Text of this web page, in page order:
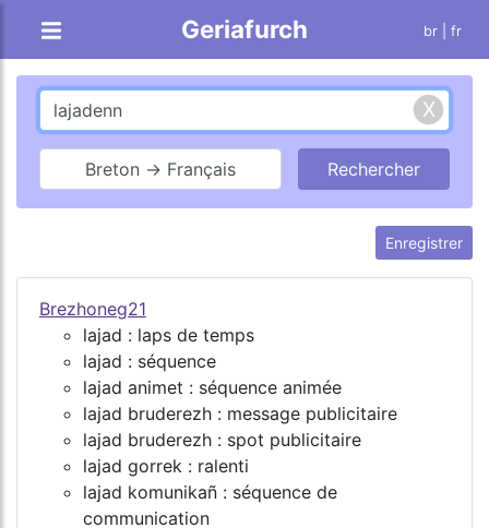
Geriafurch br | fr
Breton → Français
Enregistrer
Brezhoneg21
lajad : laps de temps
lajad : séquence
lajad animet : séquence animée
lajad bruderezh : message publicitaire
lajad bruderezh : spot publicitaire
lajad gorrek : ralenti
lajad komunikañ : séquence de
communication